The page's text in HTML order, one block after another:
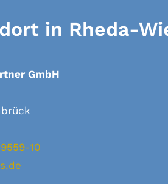
in Rheda-
GmbH
10